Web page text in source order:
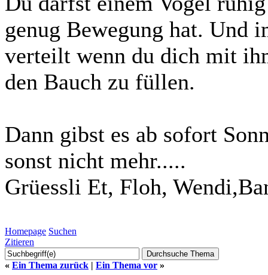
genug Bewegung hat. Und
verteilt wenn du dich mit
den Bauch zu füllen.
Dann gibst es ab sofort
sonst nicht mehr.....
Grüessli Et, Floh,
Homepage Suchen
Zitieren
« Ein Thema zurück | Ein Thema vor »